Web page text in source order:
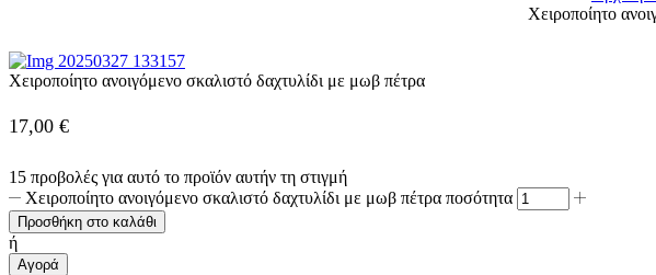
Χειροποίητο
Χειροποίητο ανοιγόμενο σκαλιστό δαχτυλίδι με μωβ πέτρα
17,00 €
15 προβολές για αυτό το προϊόν αυτήν τη στιγμή
Χειροποίητο ανοιγόμενο σκαλιστό δαχτυλίδι με μωβ πέτρα ποσότητα
Προσθήκη στο καλάθι
ή
Αγορά